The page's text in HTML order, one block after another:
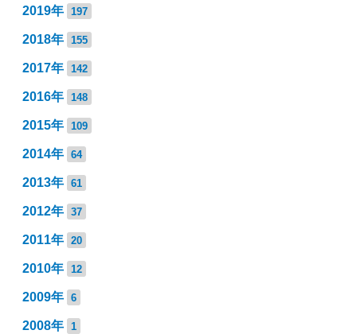
2019年 197
2018年 155
2017年 142
2016年 148
2015年 109
2014年 64
2013年 61
2012年 37
2011年 20
2010年 12
2009年 6
2008年 1